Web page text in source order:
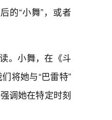
的“小舞”，或者
。小舞，在《斗
将她与“巴雷特”
调她在特定时刻